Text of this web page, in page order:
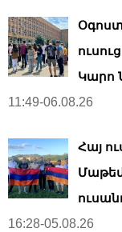
Կարո
11:49-06.08.26
Հայ
16:28-05.08.26